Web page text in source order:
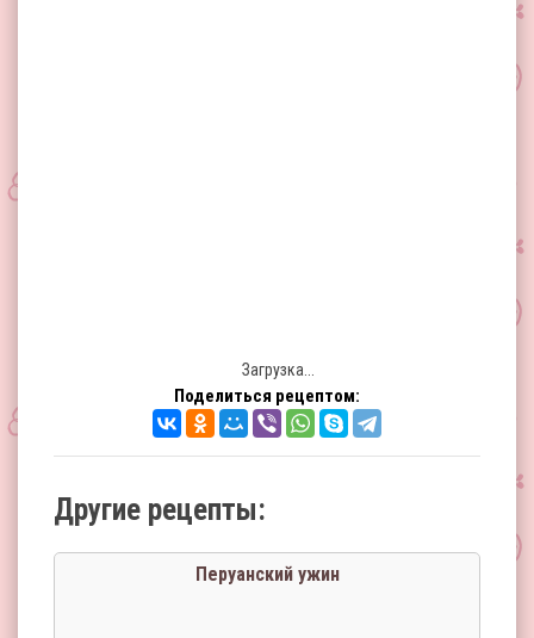
Загрузка...
Поделиться рецептом:
Другие рецепты:
Перуанский ужин